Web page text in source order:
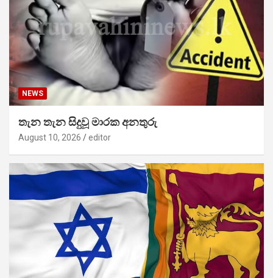
NEWS
තැන තැන සිදුවූ මාරක අනතුරු
August 10, 2026 editor